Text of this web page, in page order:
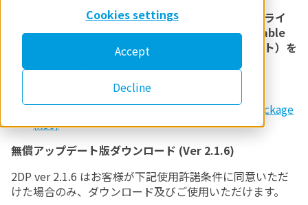
Cookies settings
Accept
Decline
本製品をインストールする前に、プロテクトキードライ
バーと Microsoft Visual C++ 2008 Redistributable
Package (x86)のインストール（またはアップデート）を
行ってください。
USB プロテクトキードライバー
Microsoft Visual C++ 2008 Redistributable Package
(x86)
無償アップデート版ダウンロード (Ver 2.1.6)
2DP ver 2.1.6 はお客様が下記使用許諾条件に同意いただ
けた場合のみ、ダウンロード及びご使用いただけます。